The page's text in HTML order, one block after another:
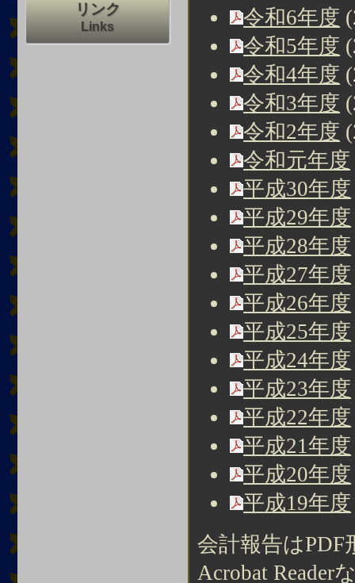
リンク
Links
令和6年度
令和5年度
令和4年度
令和3年度
令和2年度
令和元年度
平成30年度
平成29年度
平成28年度
平成27年度
平成26年度
平成25年度
平成24年度
平成23年度
平成22年度
平成21年度
平成20年度
平成19年度
会計報告は
Acrobat Reader